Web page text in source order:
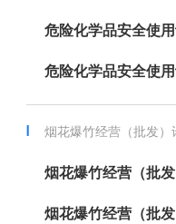
危险化学品安全使
危险化学品安全使
烟花爆竹经营（批发）
烟花爆竹经营（批
烟花爆竹经营（批